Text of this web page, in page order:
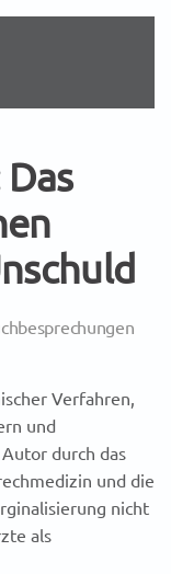
Verfahren,
und
durch das
und die
nicht
als